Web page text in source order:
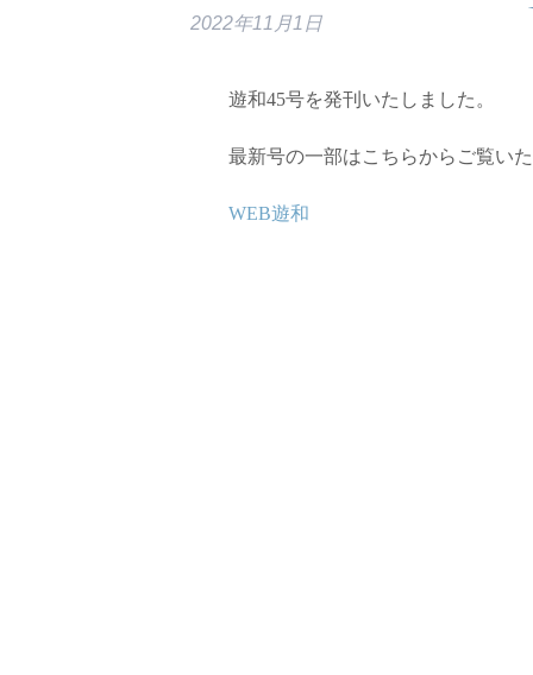
2022年11月1日
遊和45号を発刊いたしました。
最新号の一部はこちらからご覧いた
WEB遊和